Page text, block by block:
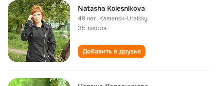
Natasha Kolesnikova
49 лет, Kamensk-Uralsky
35 школа
Добавить в друзья